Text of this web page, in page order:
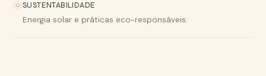
SUSTENTABILIDADE
Energia solar e práticas eco-responsáveis.